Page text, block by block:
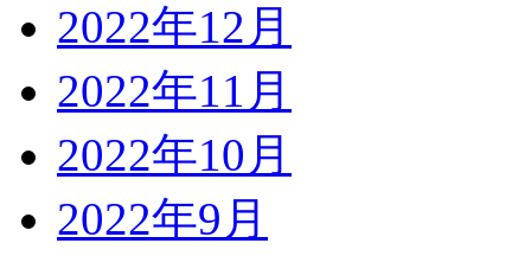
2022年12月
2022年11月
2022年10月
2022年9月